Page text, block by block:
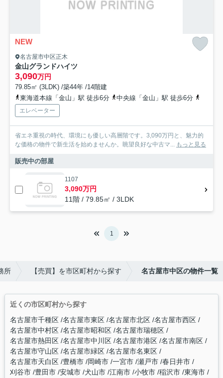
NEW
名古屋市中区正木
金山グランドハイツ
3,090万円
79.85㎡ (3LDK) /築44年 /14階建
東海道本線「金山」駅 徒歩6分
中央線「金山」駅 徒歩6分
エレベーター
省エネ重視の時代、環境にも優しい高層階です。3,090万円と、魅力的
な価格の物件で新生活を始めませんか。眺望良好な中古マ... もっと見る
販売中の部屋
1107
3,090万円
11階 / 79.85㎡ / 3LDK
1
所 【売買】を市区町村から探す 名古屋市中区の物件一覧
近くの市区町村から探す
名古屋市千種区 名古屋市東区 名古屋市北区 名古屋市西区
名古屋市中村区 名古屋市昭和区 名古屋市瑞穂区
名古屋市熱田区 名古屋市中川区 名古屋市港区 名古屋市南区
名古屋市守山区 名古屋市緑区 名古屋市名東区
名古屋市天白区 豊橋市 岡崎市 一宮市 瀬戸市 春日井市
刈谷市 豊田市 安城市 犬山市 江南市 小牧市 稲沢市 東海市